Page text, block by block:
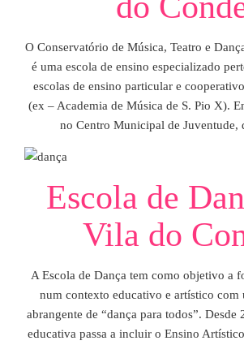
O Conservatório de Música, Teatro e
é uma escola de ensino especializado
escolas de ensino particular e
(ex – Academia de Música de S. Pio X).
no Centro Municipal de Juventude,
Escola de
Vila do
A Escola de Dança tem como objetivo a
num contexto educativo e artístico com
abrangente de “dança para todos”. Desde
educativa passa a incluir o Ensino